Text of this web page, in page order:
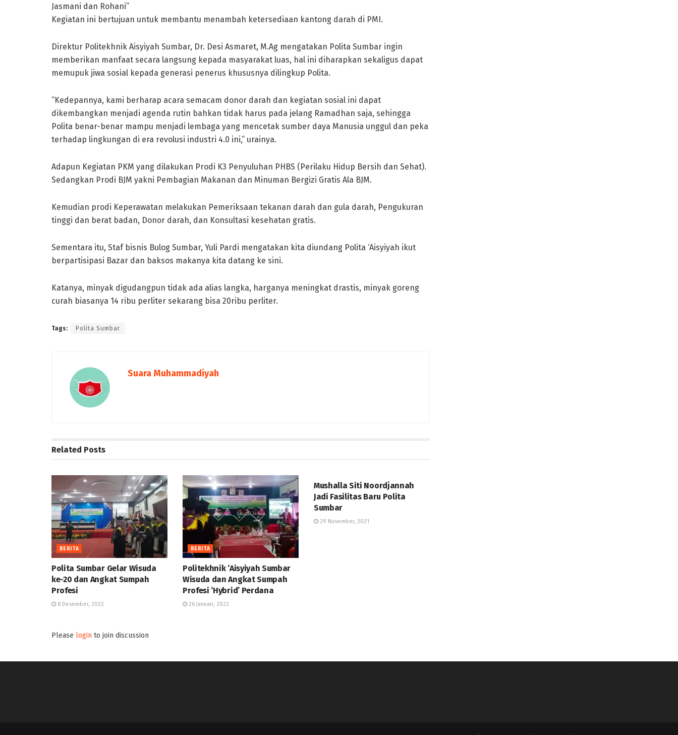
Jasmani dan Rohani”
Kegiatan ini bertujuan untuk membantu menambah ketersediaan kantong darah di PMI.
Direktur Politekhnik Aisyiyah Sumbar, Dr. Desi Asmaret, M.Ag mengatakan Polita Sumbar ingin
memberikan manfaat secara langsung kepada masyarakat luas, hal ini diharapkan sekaligus dapat
memupuk jiwa sosial kepada generasi penerus khususnya dilingkup Polita.
“Kedepannya, kami berharap acara semacam donor darah dan kegiatan sosial ini dapat
dikembangkan menjadi agenda rutin bahkan tidak harus pada jelang Ramadhan saja, sehingga
Polita benar-benar mampu menjadi lembaga yang mencetak sumber daya Manusia unggul dan peka
terhadap lingkungan di era revolusi industri 4.0 ini,” urainya.
Adapun Kegiatan PKM yang dilakukan Prodi K3 Penyuluhan PHBS (Perilaku Hidup Bersih dan Sehat).
Sedangkan Prodi BJM yakni Pembagian Makanan dan Minuman Bergizi Gratis Ala BJM.
Kemudian prodi Keperawatan melakukan Pemeriksaan tekanan darah dan gula darah, Pengukuran
tinggi dan berat badan, Donor darah, dan Konsultasi kesehatan gratis.
Sementara itu, Staf bisnis Bulog Sumbar, Yuli Pardi mengatakan kita diundang Polita ‘Aisyiyah ikut
berpartisipasi Bazar dan baksos makanya kita datang ke sini.
Katanya, minyak digudangpun tidak ada alias langka, harganya meningkat drastis, minyak goreng
curah biasanya 14 ribu perliter sekarang bisa 20ribu perliter.
Tags: Polita Sumbar
Suara Muhammadiyah
Related Posts
BERITA
Polita Sumbar Gelar Wisuda
ke-20 dan Angkat Sumpah
Profesi
8 Desember, 2022
BERITA
Politekhnik ‘Aisyiyah Sumbar
Wisuda dan Angkat Sumpah
Profesi ‘Hybrid’ Perdana
26 Januari, 2022
Mushalla Siti Noordjannah
Jadi Fasilitas Baru Polita
Sumbar
29 November, 2021
Please login to join discussion